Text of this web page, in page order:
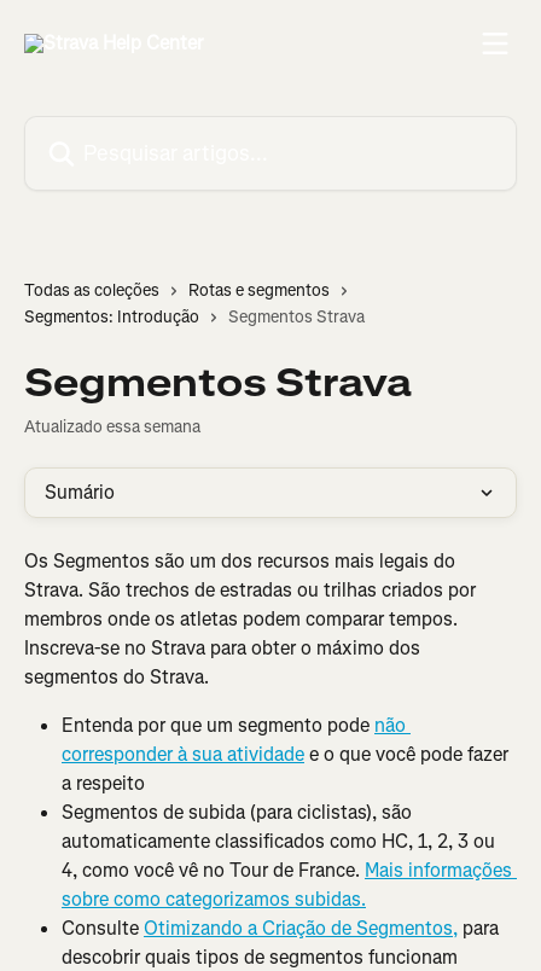
Todas as coleções
Rotas e segmentos
Segmentos: Introdução
Segmentos Strava
Segmentos Strava
Atualizado essa semana
Sumário
Os Segmentos são um dos recursos mais legais do
Strava. São trechos de estradas ou trilhas criados por
membros onde os atletas podem comparar tempos.
Inscreva-se no Strava para obter o máximo dos
segmentos do Strava.
Entenda por que um segmento pode não
corresponder à sua atividade e o que você pode fazer
a respeito
Segmentos de subida (para ciclistas), são
automaticamente classificados como HC, 1, 2, 3 ou
4, como você vê no Tour de France. Mais informações
sobre como categorizamos subidas.
Consulte Otimizando a Criação de Segmentos, para
descobrir quais tipos de segmentos funcionam